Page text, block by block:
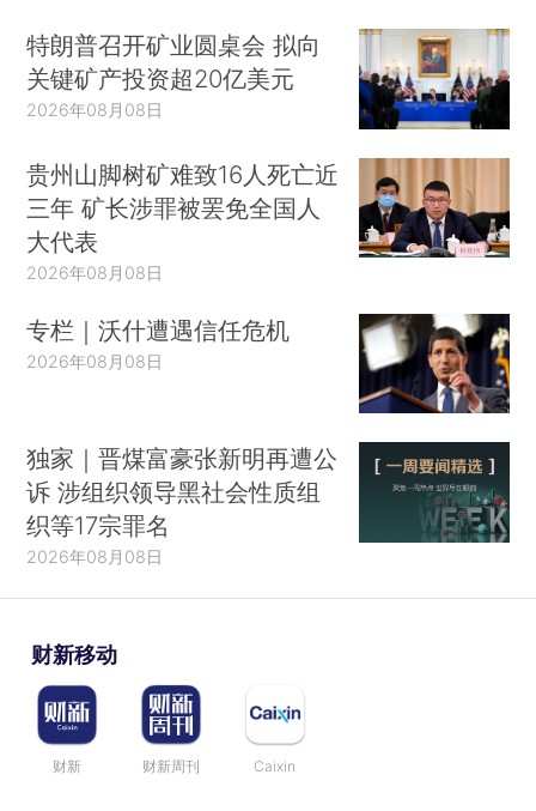
特朗普召开矿业圆桌会 拟向
关键矿产投资超20亿美元
2026年08月08日
贵州山脚树矿难致16人死亡近
三年 矿长涉罪被罢免全国人
大代表
2026年08月08日
专栏｜沃什遭遇信任危机
2026年08月08日
独家｜晋煤富豪张新明再遭公
诉 涉组织领导黑社会性质组
织等17宗罪名
2026年08月08日
财新移动
财新 财新周刊 Caixin